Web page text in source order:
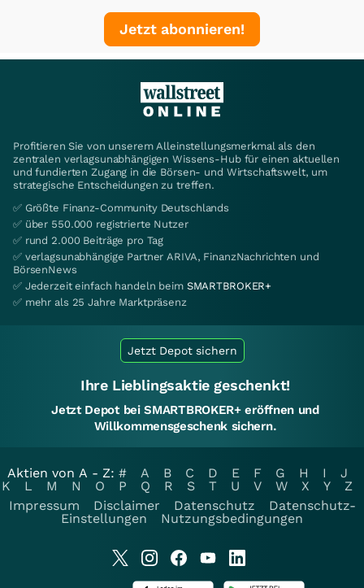
Jetzt abonnieren!
Profitieren Sie von unserem Alleinstellungsmerkmal als den
zentralen verlagsunabhängigen Wissens-Hub für einen aktuellen
und fundierten Zugang in die Börsen- und Wirtschaftswelt, um
strategische Entscheidungen zu treffen.
✅ Größte Finanz-Community Deutschlands
✅ über 550.000 registrierte Nutzer
✅ rund 2.000 Beiträge pro Tag
✅ verlagsunabhängige Partner ARIVA, FinanzNachrichten und
BörsenNews
✅ Jederzeit einfach handeln beim SMARTBROKER+
✅ mehr als 25 Jahre Marktpräsenz
Jetzt Depot sichern
Ihre Lieblingsaktie geschenkt!
Jetzt Depot bei SMARTBROKER+ eröffnen und
Willkommensgeschenk sichern.
Aktien von A - Z: # A B C D E F G H I
J
K
L M N O P Q R S T U V W X Y
Z
Impressum
Disclaimer Datenschutz
Datenschutz-
Einstellungen
Nutzungsbedingungen